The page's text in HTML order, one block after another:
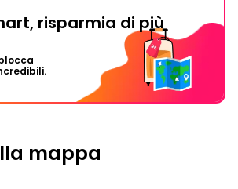
risparmia di più
mappa